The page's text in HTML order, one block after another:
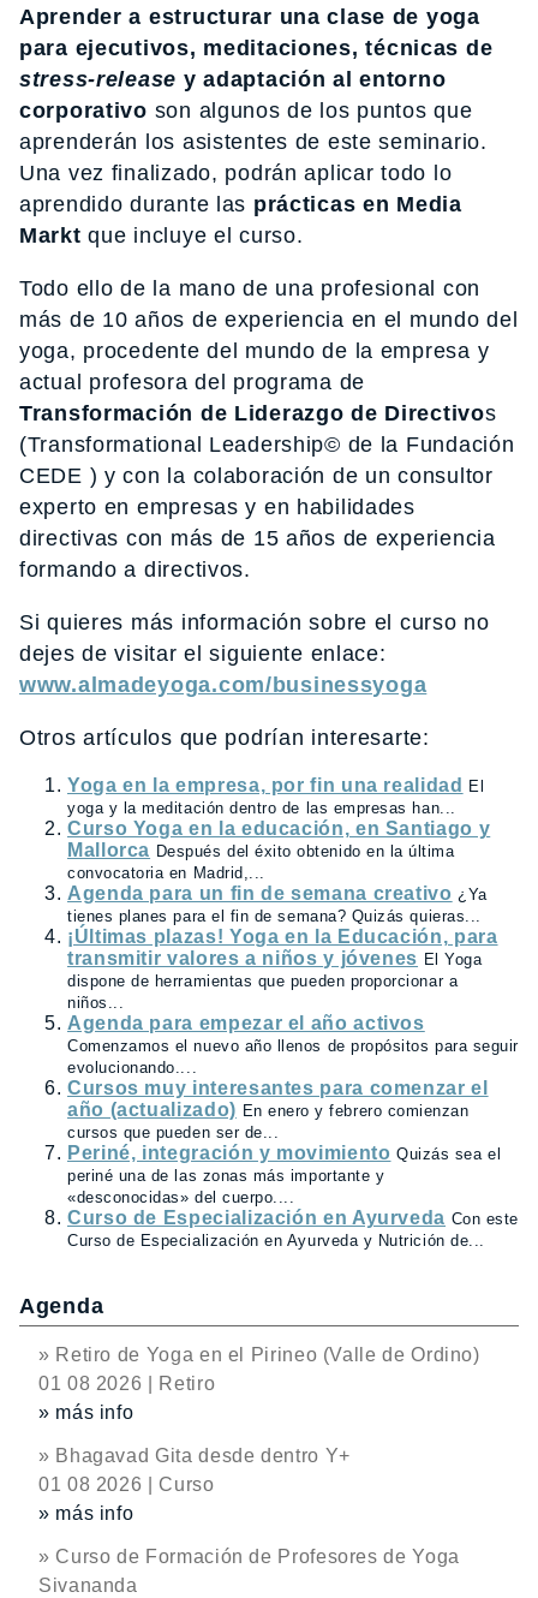
Aprender a estructurar una clase de yoga
para ejecutivos, meditaciones, técnicas de
stress-release y adaptación al entorno
corporativo son algunos de los puntos que
aprenderán los asistentes de este seminario.
Una vez finalizado, podrán aplicar todo lo
aprendido durante las prácticas en Media
Markt que incluye el curso.
Todo ello de la mano de una profesional con
más de 10 años de experiencia en el mundo del
yoga, procedente del mundo de la empresa y
actual profesora del programa de
Transformación de Liderazgo de Directivos
(Transformational Leadership© de la Fundación
CEDE ) y con la colaboración de un consultor
experto en empresas y en habilidades
directivas con más de 15 años de experiencia
formando a directivos.
Si quieres más información sobre el curso no
dejes de visitar el siguiente enlace:
www.almadeyoga.com/businessyoga
Otros artículos que podrían interesarte:
Yoga en la empresa, por fin una realidad
El
yoga y la meditación dentro de las empresas han...
Curso Yoga en la educación, en Santiago y
Mallorca Después del éxito obtenido en la última
convocatoria en Madrid,...
Agenda para un fin de semana creativo ¿Ya
tienes planes para el fin de semana? Quizás quieras...
¡Últimas plazas! Yoga en la Educación, para
transmitir valores a niños y jóvenes El Yoga
dispone de herramientas que pueden proporcionar a
niños...
Agenda para empezar el año activos
Comenzamos el nuevo año llenos de propósitos para seguir
evolucionando....
Cursos muy interesantes para comenzar el
año (actualizado) En enero y febrero comienzan
cursos que pueden ser de...
Periné, integración y movimiento Quizás sea el
periné una de las zonas más importante y
«desconocidas» del cuerpo....
Curso de Especialización en Ayurveda Con este
Curso de Especialización en Ayurveda y Nutrición de...
Agenda
» Retiro de Yoga en el Pirineo (Valle de Ordino)
01 08 2026 | Retiro
» más info
» Bhagavad Gita desde dentro Y+
01 08 2026 | Curso
» más info
» Curso de Formación de Profesores de Yoga
Sivananda